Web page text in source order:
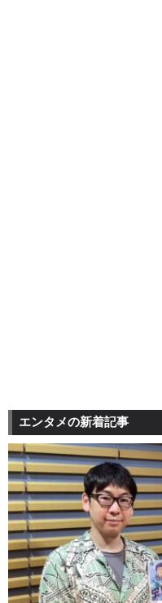
エンタメの新着記事